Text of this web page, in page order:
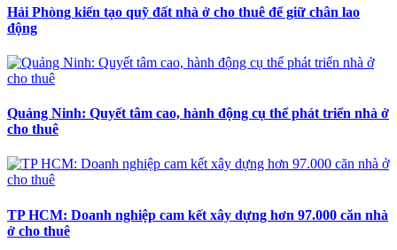
Hải Phòng kiến tạo quỹ đất nhà ở cho thuê để giữ chân lao
động
Quảng Ninh: Quyết tâm cao, hành động cụ thể phát triển nhà ở
cho thuê
TP HCM: Doanh nghiệp cam kết xây dựng hơn 97.000 căn nhà
ở cho thuê